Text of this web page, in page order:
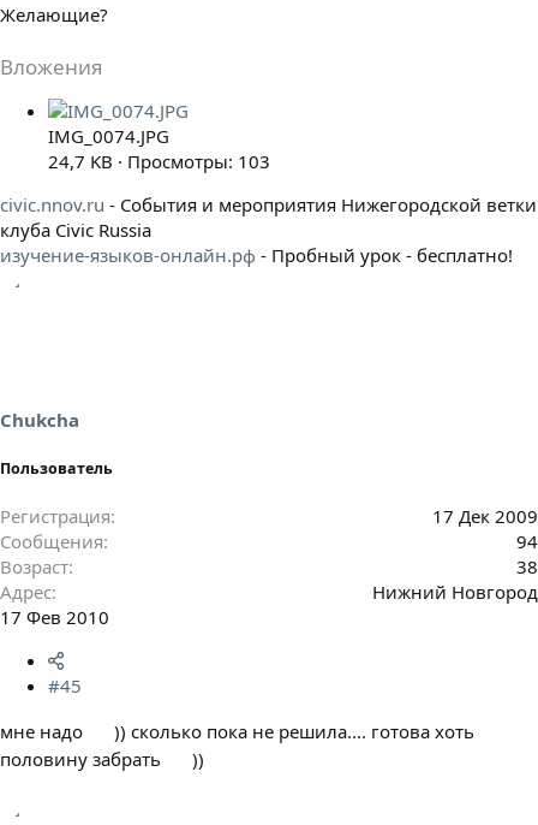
Желающие?
Вложения
IMG_0074.JPG
24,7 KB · Просмотры: 103
civic.nnov.ru - События и мероприятия Нижегородской ветки
клуба Civic Russia
изучение-языков-онлайн.рф - Пробный урок - бесплатно!
Chukcha
Пользователь
Регистрация
17 Дек 2009
Сообщения
94
Возраст
38
Адрес
Нижний Новгород
17 Фев 2010
#45
мне надо
)) сколько пока не решила.... готова хоть
половину забрать
))